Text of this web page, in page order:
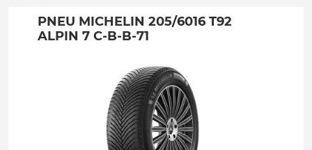
PNEU MICHELIN 205/6016 T92
ALPIN 7 C-B-B-71